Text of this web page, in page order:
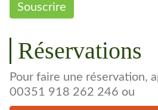
Souscrire
Réservations
Pour faire une réservation,
00351 918 262 246 ou